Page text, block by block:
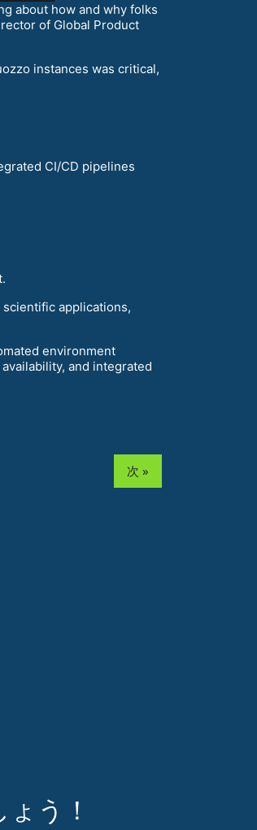
about how and why folks
of Global Product
instances was critical,
CI/CD pipelines
applications,
environment
and integrated
次 »
う！